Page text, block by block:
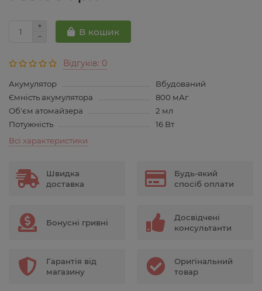
В кошик
Відгуків: 0
Акумулятор
Вбудований
Ємність акумулятора
800 мАг
Об'єм атомайзера
2 мл
Потужність
16 Вт
Всі характеристики
Швидка
доставка
Будь-який
спосіб оплати
Бонусні гривні
Досвідчені
консультанти
Гарантія від
магазину
Оригінальний
товар